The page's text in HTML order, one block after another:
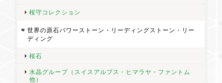
桜守コレクション
世界の原石パワーストーン・リーディングストーン・リー
ディング
桜石
水晶グループ（スイスアルプス・ヒマラヤ・ファントム
他）